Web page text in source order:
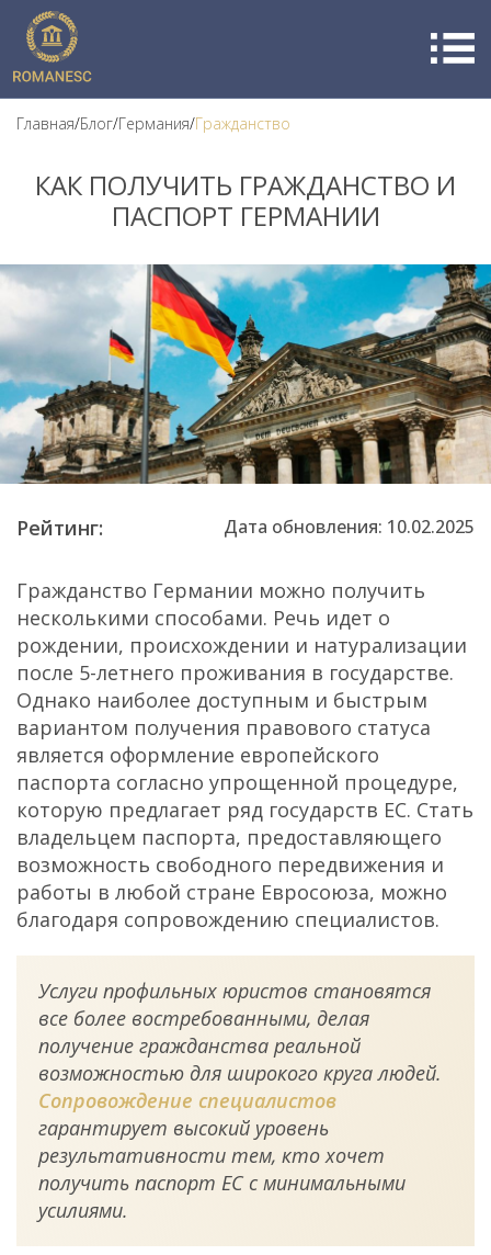
Главная/Блог/Германия/Гражданство
КАК ПОЛУЧИТЬ ГРАЖДАНСТВО И
ПАСПОРТ ГЕРМАНИИ
Рейтинг: Дата обновления: 10.02.2025
Гражданство Германии можно получить
несколькими способами. Речь идет о
рождении, происхождении и натурализации
после 5-летнего проживания в государстве.
Однако наиболее доступным и быстрым
вариантом получения правового статуса
является оформление европейского
паспорта согласно упрощенной процедуре,
которую предлагает ряд государств ЕС. Стать
владельцем паспорта, предоставляющего
возможность свободного передвижения и
работы в любой стране Евросоюза, можно
благодаря сопровождению специалистов.
Услуги профильных юристов становятся
все более востребованными, делая
получение гражданства реальной
возможностью для широкого круга людей.
Сопровождение специалистов
гарантирует высокий уровень
результативности тем, кто хочет
получить паспорт ЕС с минимальными
усилиями.